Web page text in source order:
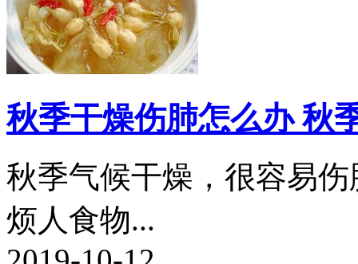
秋季干燥伤肺怎么办 秋
秋季气候干燥，很容易
烦人食物...